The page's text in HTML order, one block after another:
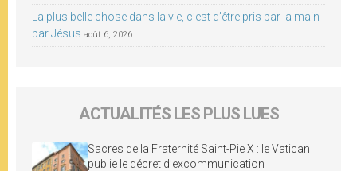
La plus belle chose dans la vie, c’est d’être pris par la main
par Jésus août 6, 2026
ACTUALITÉS LES PLUS LUES
Sacres de la Fraternité Saint-Pie X : le Vatican
publie le décret d’excommunication